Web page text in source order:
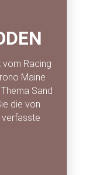
Racing
Maine
Sand
die von